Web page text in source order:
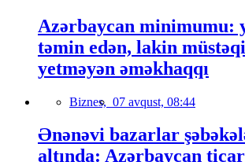
Azərbaycan minimumu:
təmin edən, lakin
yetməyən əməkhaqqı
Biznes, 07 avqust, 08:44
Ənənəvi bazarlar
altında: Azərbaycan